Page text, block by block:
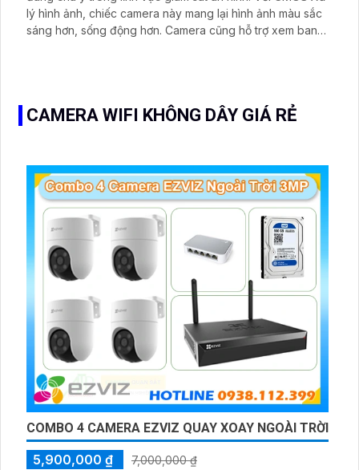
lý hình ảnh, chiếc camera này mang lại hình ảnh màu sắc
sáng hơn, sống động hơn. Camera cũng hỗ trợ xem ban
CAMERA WIFI KHÔNG DÂY GIÁ RẺ
COMBO 4 CAMERA EZVIZ QUAY XOAY NGOÀI TRỜI
5,900,000 ₫
7,000,000 ₫